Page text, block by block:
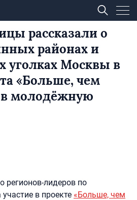
рассказали о
районах и
уголках Москвы в
«Больше, чем
в молодёжную
регионов-лидеров по
в проекте «Больше, чем